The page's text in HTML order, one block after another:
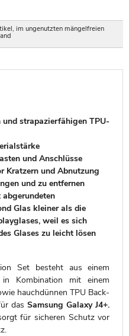
im ungenutzten mängelfreien
strapazierfähigen TPU-
und Anschlüsse
Kratzern und Abnutzung
und zu entfernen
Glas kleiner als die
weil es sich
Glases zu leicht lösen
Set besteht aus einem
Kombination mit einem
hauchdünnen TPU Back-
dasSamsung Galaxy J4+.
für sicheren Schutz vor